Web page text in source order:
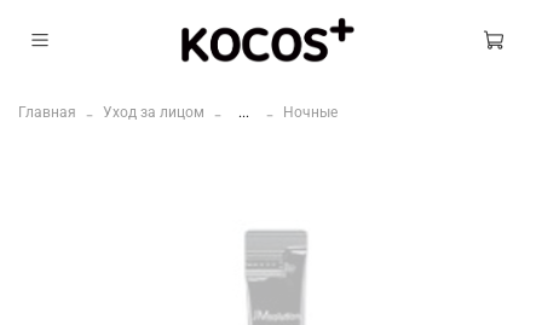
Главная Уход за лицом ... Ночные